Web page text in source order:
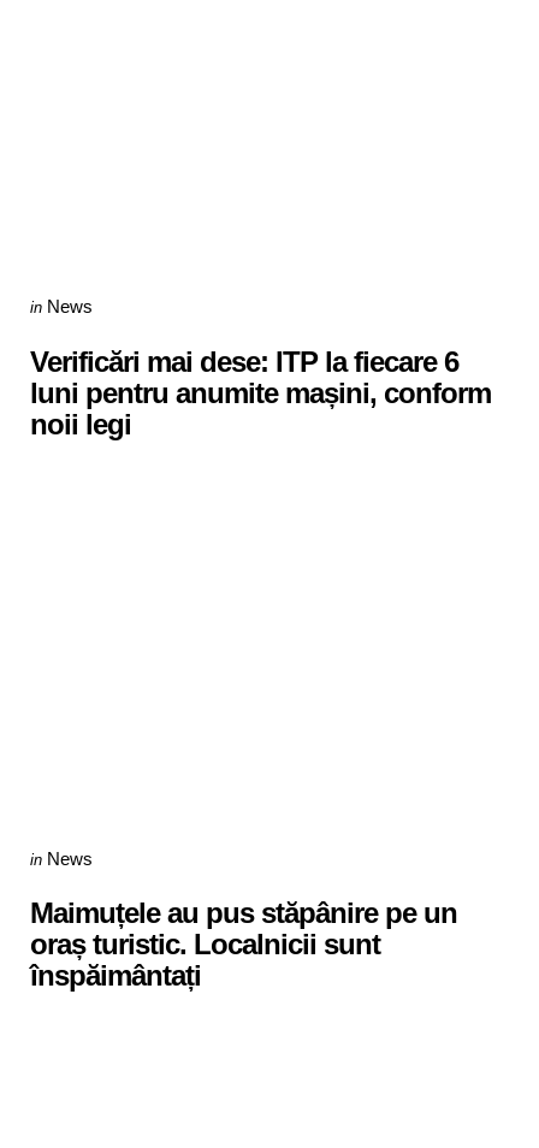
Categories
Posted
in News
Verificări mai dese: ITP la fiecare 6
luni pentru anumite mașini, conform
noii legi
Categories
Posted
in News
Maimuțele au pus stăpânire pe un
oraș turistic. Localnicii sunt
înspăimântați